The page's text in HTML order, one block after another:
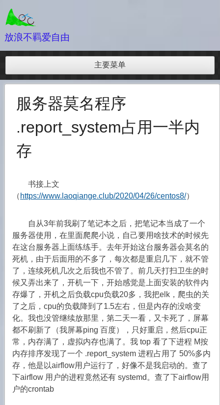
至
内放浪不羁爱自由
主要菜单
服务器莫名程序
.report_system占用一半内
存
书接上文
（ https://www.laoqiange.club/2020/04/26/centos8/）
自从3年前我刷了笔记本之后，把笔记本当成了一个
服务器使用，在里面爬爬小说，自己要用啥技术的时候先
在这台服务器上面练练手。去年开始这台服务器会莫名的
死机，由于后面用的不多了，每次都是重启几下，就不管
了，连续死机几次之后我也不管了。前几天打扫卫生的时
候又弄出来了，开机一下，开始感觉是上面安装的软件内
存爆了，开机之后负载cpu负载20多，我把elk，爬虫的关
了之后，cpu的负载降到了1.5左右，但是内存的没啥变
化。我也没管继续放那里，第二天一看，又卡死了，屏幕
都不刷新了（我屏幕ping 百度），只好重启，然后cpu正
常，内存满了，虚拟内存也满了。我 top 看了下进程 M按
内存排序发现了一个 .report_system 进程占用了 50%多内
存，他是以airflow用户运行了，好像不是我启动的。查了
下airflow 用户的进程竟然还有 systemd。查了下airflow用
户的crontab